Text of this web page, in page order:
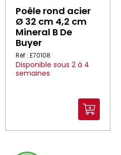
Poêle rond acier
Ø 32 cm 4,2 cm
Mineral B De
Buyer
Réf : E70108
Disponible sous 2 à 4
semaines